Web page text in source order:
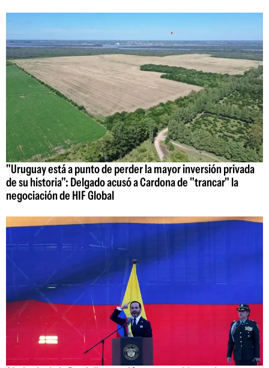
"Uruguay está a punto de perder la mayor inversión privada
de su historia": Delgado acusó a Cardona de "trancar" la
negociación de HIF Global